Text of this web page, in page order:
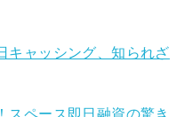
キャッシング、知られざ